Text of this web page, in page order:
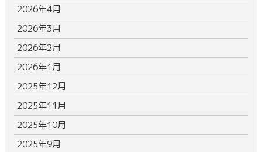
2026年4月
2026年3月
2026年2月
2026年1月
2025年12月
2025年11月
2025年10月
2025年9月